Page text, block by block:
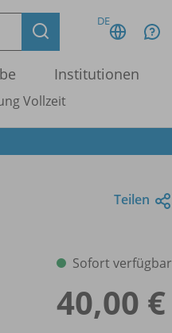
DE
Institutionen
Vollzeit
Teilen
Sofort verfügbar
40,00 €